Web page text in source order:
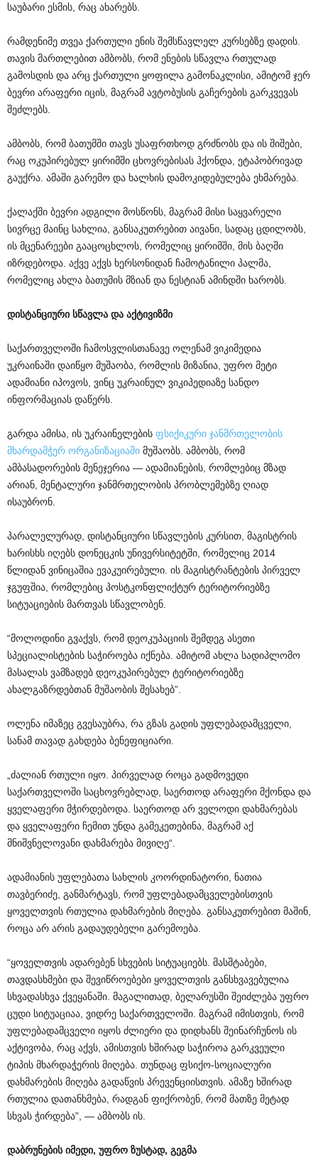
საუბარი ესმის, რაც ახარებს.
რამდენიმე თვეა ქართული ენის შემსწავლელ კურსებზე დადის.
თავის მართლებით ამბობს, რომ ენების სწავლა რთულად
გამოსდის და არც ქართული ყოფილა გამონაკლისი, ამიტომ ჯერ
ბევრი არაფერი იცის, მაგრამ ავტობუსის გაჩერების გარკვევას
შეძლებს.
ამბობს, რომ ბათუმში თავს უსაფრთხოდ გრძნობს და ის შიშები,
რაც ოკუპირებულ ყირიმში ცხოვრებისას ჰქონდა, ეტაპობრივად
გაუქრა. ამაში გარემო და ხალხის დამოკიდებულება ეხმარება.
ქალაქში ბევრი ადგილი მოსწონს, მაგრამ მისი საყვარელი
სივრცე მაინც სახლია, განსაკუთრებით აივანი, სადაც ცდილობს,
ის მცენარეები გააცოცხლოს, რომელიც ყირიმში, მის ბაღში
იზრდებოდა. აქვე აქვს ხერსონიდან ჩამოტანილი პალმა,
რომელიც ახლა ბათუმის მზიან და ნესტიან ამინდში ხარობს.
დისტანციური სწავლა და აქტივიზმი
საქართველოში ჩამოსვლისთანავე ოლენამ ვიკიმედია
უკრაინაში დაიწყო მუშაობა, რომლის მიზანია, უფრო მეტი
ადამიანი იპოვოს, ვინც უკრაინულ ვიკიპედიაზე სანდო
ინფორმაციას დაწერს.
გარდა ამისა, ის უკრაინელების ფსიქიკური ჯანმრთელობის
მხარდამჭერ ორგანიზაციაში მუშაობს. ამბობს, რომ
ამბასადორების მენეჯერია — ადამიანების, რომლებიც მზად
არიან, მენტალური ჯანმრთელობის პრობლემებზე ღიად
ისაუბრონ.
პარალელურად, დისტანციური სწავლების კურსით, მაგისტრის
ხარისხს იღებს დონეცკის უნივერსიტეტში, რომელიც 2014
წლიდან ვინიცაშია ევაკუირებული. ის მაგისტრანტების პირველ
ჯგუფშია, რომლებიც პოსტკონფლიქტურ ტერიტორიებზე
სიტუაციების მართვას სწავლობენ.
“მოლოდინი გვაქვს, რომ დეოკუპაციის შემდეგ ასეთი
სპეციალისტების საჭიროება იქნება. ამიტომ ახლა სადიპლომო
მასალას ვამზადებ დეოკუპირებულ ტერიტორიებზე
ახალგაზრდებთან მუშაობის შესახებ”.
ოლენა იმაზეც გვესაუბრა, რა გზას გადის უფლებადამცველი,
სანამ თავად გახდება ბენეფიციარი.
„ძალიან რთული იყო. პირველად როცა გადმოვედი
საქართველოში საცხოვრებლად, საერთოდ არაფერი მქონდა და
ყველაფერი მჭირდებოდა. საერთოდ არ ველოდი დახმარებას
და ყველაფერი ჩემით უნდა გამეკეთებინა, მაგრამ აქ
მნიშვნელოვანი დახმარება მივიღე“.
ადამიანის უფლებათა სახლის კოორდინატორი, ნათია
თავბერიძე, განმარტავს, რომ უფლებადამცველებისთვის
ყოველთვის რთულია დახმარების მიღება. განსაკუთრებით მაშინ,
როცა არ არის გადაუდებელი გარემოება.
“ყოველთვის ადარებენ სხვების სიტუაციებს. მასშტაბები,
თავდასხმები და შევიწროებები ყოველთვის განსხვავებულია
სხვადასხვა ქვეყანაში. მაგალითად, ბელარუსში შეიძლება უფრო
ცუდი სიტუაციაა, ვიდრე საქართველოში. მაგრამ იმისთვის, რომ
უფლებადამცველი იყოს ძლიერი და დიდხანს შეინარჩუნოს ის
აქტივობა, რაც აქვს, ამისთვის ხშირად საჭიროა გარკვეული
ტიპის მხარდაჭერის მიღება. თუნდაც ფსიქო-სოციალური
დახმარების მიღება გადაწვის პრევენციისთვის. ამაზე ხშირად
რთულია დათანხმება, რადგან ფიქრობენ, რომ მათზე მეტად
სხვას ჭირდება”, — ამბობს ის.
დაბრუნების იმედი, უფრო ზუსტად, გეგმა